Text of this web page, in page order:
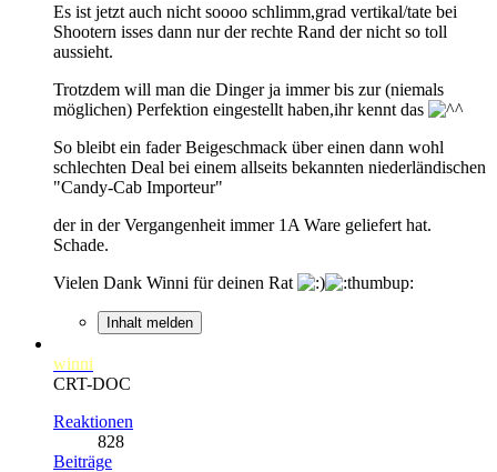
Es ist jetzt auch nicht soooo schlimm,grad vertikal/tate bei
Shootern isses dann nur der rechte Rand der nicht so toll
aussieht.
Trotzdem will man die Dinger ja immer bis zur (niemals
möglichen) Perfektion eingestellt haben,ihr kennt das
So bleibt ein fader Beigeschmack über einen dann wohl
schlechten Deal bei einem allseits bekannten niederländischen
"Candy-Cab Importeur"
der in der Vergangenheit immer 1A Ware geliefert hat.
Schade.
Vielen Dank Winni für deinen Rat
Inhalt melden
winni
CRT-DOC
Reaktionen
828
Beiträge